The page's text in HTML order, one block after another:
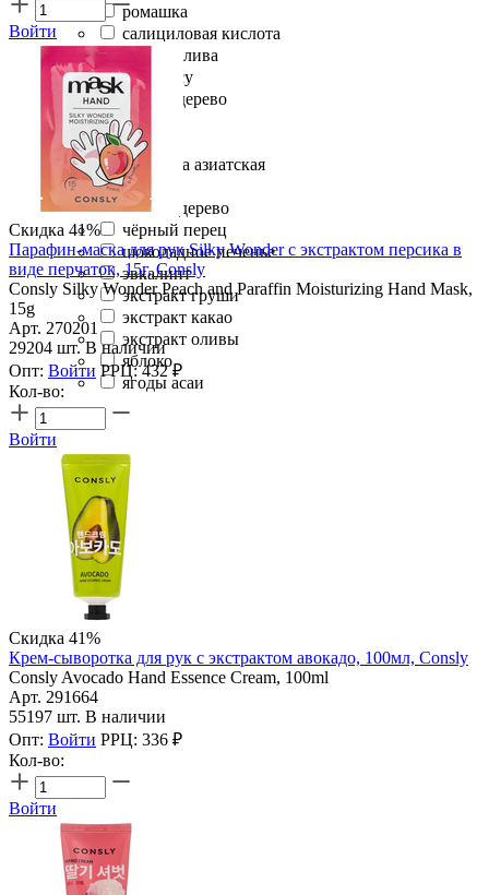
ромашка
салициловая кислота
спелая слива
тирамису
удовое дерево
фтор
хлопок
центелла азиатская
цинк
чайное дерево
чёрный перец
шоколадное печенье
эвкалипт
экстракт груши
экстракт какао
экстракт оливы
яблоко
ягоды асаи
Войти
Скидка 41%
Парафин-маска для рук Silky Wonder с экстрактом персика в
виде перчаток, 15г, Consly
Consly Silky Wonder Peach and Paraffin Moisturizing Hand Mask,
15g
Арт. 270201
29204 шт. В наличии
Опт: Войти РРЦ:432 ₽
Кол-во:
Войти
Скидка 41%
Крем-сыворотка для рук с экстрактом авокадо, 100мл, Consly
Consly Avocado Hand Essence Cream, 100ml
Арт. 291664
55197 шт. В наличии
Опт: Войти РРЦ: 336 ₽
Кол-во:
Войти